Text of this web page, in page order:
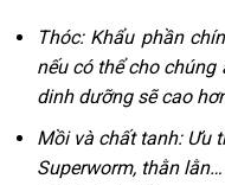
Thóc: Khẩu phần
nếu có thể cho
dinh dưỡng sẽ cao
Mồi và chất tanh: Ưu
Superworm, thằn